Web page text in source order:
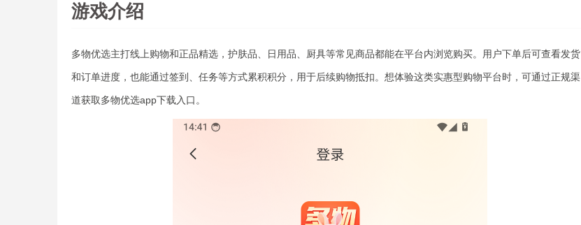
游戏介绍
多物优选主打线上购物和正品精选，护肤品、日用品、厨具等常见商品都能在平台内浏览购买。用户下单后可查看发货
和订单进度，也能通过签到、任务等方式累积积分，用于后续购物抵扣。想体验这类实惠型购物平台时，可通过正规渠
道获取多物优选app下载入口。